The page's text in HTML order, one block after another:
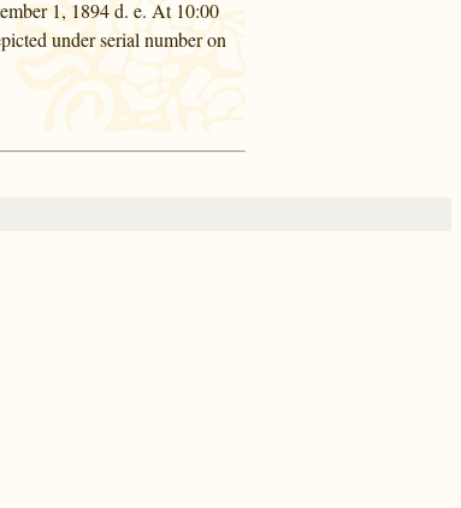
1, 1894 d. e. At 10:00
under serial number on